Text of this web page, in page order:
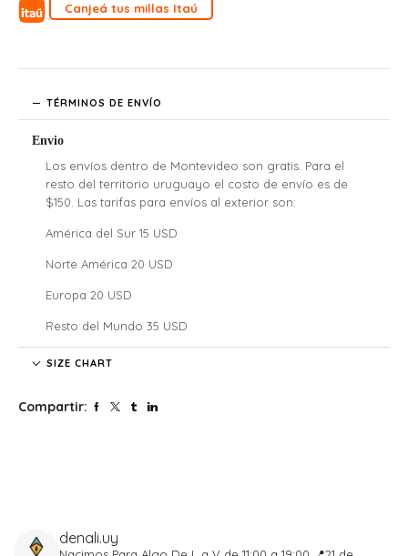
Canjeá tus millas Itaú
TÉRMINOS DE ENVÍO
Envio
Los envíos dentro de Montevideo son gratis. Para el
resto del territorio uruguayo el costo de envío es de
$150. Las tarifas para envíos al exterior son:
América del Sur 15 USD
Norte América 20 USD
Europa 20 USD
Resto del Mundo 35 USD
Denali no se hace responsable por las regulaciones
responsables por los costos y atrasos que estos puedan
Tené en cuenta que cada pedido solo puede ser
SIZE CHART
Compartir:
denali.uy